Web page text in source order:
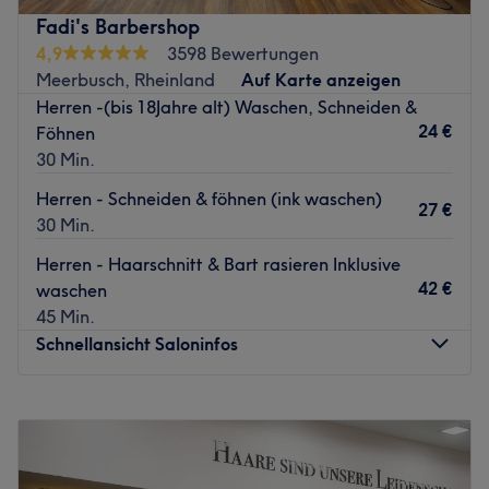
Fadi's Barbershop
4,9
3598 Bewertungen
Meerbusch, Rheinland
Auf Karte anzeigen
Herren -(bis 18Jahre alt) Waschen, Schneiden &
Föhnen
30 Min.
24 €
Herren - Schneiden & föhnen (ink waschen)
30 Min.
27 €
Herren - Haarschnitt & Bart rasieren Inklusive
waschen
45 Min.
42 €
Schnellansicht Saloninfos
19:00
Donnerstag
09:00 –19:00